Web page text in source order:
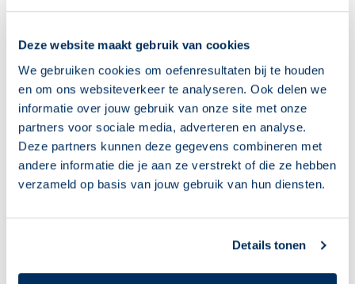
Deze website maakt gebruik van cookies
We gebruiken cookies om oefenresultaten bij te houden
en om ons websiteverkeer te analyseren. Ook delen we
informatie over jouw gebruik van onze site met onze
partners voor sociale media, adverteren en analyse.
Deze partners kunnen deze gegevens combineren met
andere informatie die je aan ze verstrekt of die ze hebben
verzameld op basis van jouw gebruik van hun diensten.
Details tonen
‘Leuk, ik mag weer
naar computerles!’
05 augustus 2026
Begeleiders, klaar voor
het nieuwe
cursusjaar? Deze 10
tips helpen je op weg
04 augustus 2026